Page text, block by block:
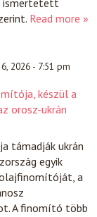
Read more »
2026 - 7:51 pm
készül a
orosz-ukrán
támadják ukrán
egyik
a
A finomító több